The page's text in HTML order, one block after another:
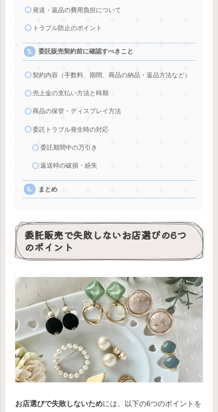
発送・返品の費用負担について
トラブル防止のポイント
委託販売契約前に確認すべきこと
契約内容（手数料、期間、商品の納品・返品方法など）
売上金の支払い方法と時期
商品の保管・ディスプレイ方法
委託トラブル発生時の対応
委託期間中の万引き
返送時の破損・紛失
まとめ
委託販売で失敗しないお店選びの6つ
のポイント
お店選びで失敗しないためには、以下の6つのポイントを